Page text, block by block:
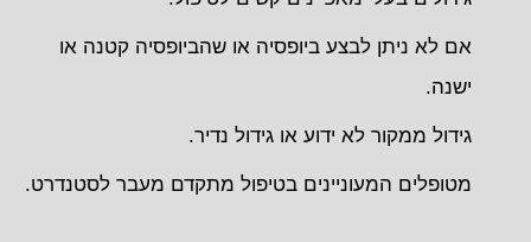
אם לא ניתן לבצע ביופסיה או שהביופסיה קטנה או
ישנה.
גידול ממקור לא ידוע או גידול נדיר.
מטופלים המעוניינים בטיפול מתקדם מעבר לסטנדרט.